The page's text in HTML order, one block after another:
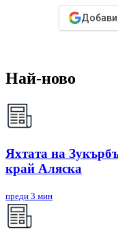
Добави
Най-ново
Яхтата на
край Аляска
преди 3 мин